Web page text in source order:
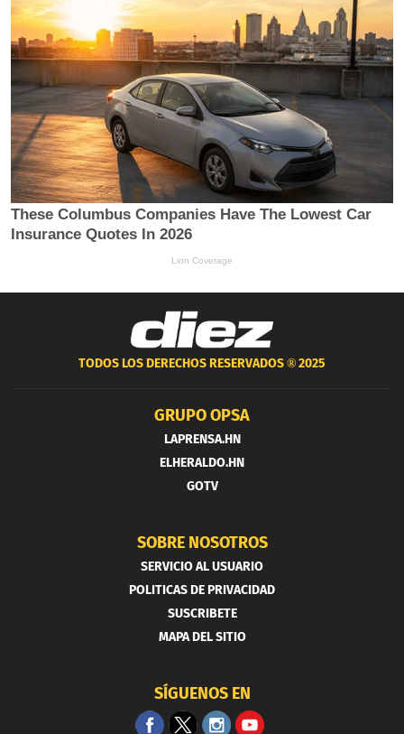
TODOS LOS DERECHOS RESERVADOS ®2025
GRUPO OPSA
LAPRENSA.HN
ELHERALDO.HN
GOTV
SOBRE NOSOTROS
SERVICIO AL USUARIO
POLITICAS DE PRIVACIDAD
SUSCRIBETE
MAPA DEL SITIO
SÍGUENOS EN